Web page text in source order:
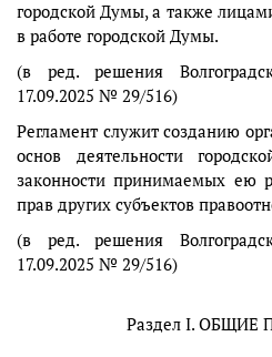
городской Думы, а также
в работе городской Думы.
(в ред. решения
17.09.2025 № 29/516)
Регламент служит созданию
основ деятельности
законности принимаемых ею
прав других субъектов
(в ред. решения
17.09.2025 № 29/516)
Раздел I.